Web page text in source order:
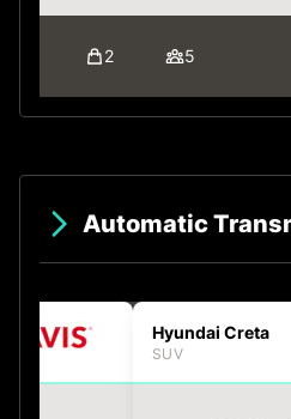
2 5
Automatic
Hyundai Creta
SUV